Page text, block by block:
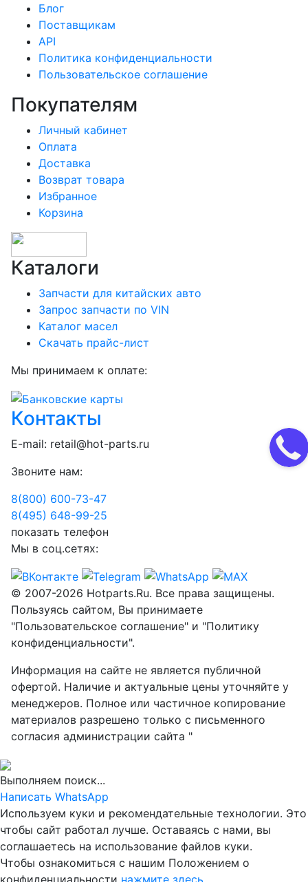
Блог
Поставщикам
API
Политика конфиденциальности
Пользовательское соглашение
Покупателям
Личный кабинет
Оплата
Доставка
Возврат товара
Избранное
Корзина
Каталоги
Запчасти для китайских авто
Запрос запчасти по VIN
Каталог масел
Скачать прайс-лист
Мы принимаем к оплате:
Контакты
E-mail: retail@hot-parts.ru
Звоните нам:
8(800) 600-73-47
8(495) 648-99-25
показать телефон
Мы в соц.сетях:
© 2007-2026 Hotparts.Ru. Все права защищены.
Пользуясь сайтом, Вы принимаете
"Пользовательское соглашение" и "Политику
конфиденциальности".
Информация на сайте не является публичной
офертой. Наличие и актуальные цены уточняйте у
менеджеров. Полное или частичное копирование
материалов разрешено только с письменного
согласия администрации сайта "
Выполняем поиск...
Написать WhatsApp
Используем куки и рекомендательные технологии. Это
чтобы сайт работал лучше. Оставаясь с нами, вы
соглашаетесь на использование файлов куки.
Чтобы ознакомиться с нашим Положением о